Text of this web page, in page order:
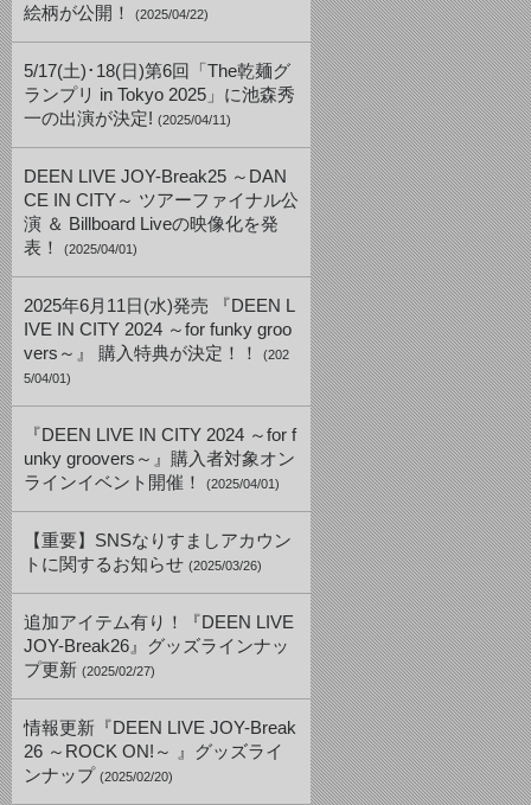
絵柄が公開！
(2025/04/22)
5/17(土)･18(日)第6回「The乾麺グ
ランプリ in Tokyo 2025」に池森秀
一の出演が決定! (2025/04/11)
DEEN LIVE JOY-Break25 ～DAN
CE IN CITY～ ツアーファイナル公
演 ＆ Billboard Liveの映像化を発
表！
(2025/04/01)
2025年6月11日(水)発売 『DEEN L
IVE IN CITY 2024 ～for funky groo
vers～』 購入特典が決定！！
(202
5/04/01)
『DEEN LIVE IN CITY 2024 ～for f
unky groovers～』購入者対象オン
ラインイベント開催！
(2025/04/01)
【重要】SNSなりすましアカウン
トに関するお知らせ (2025/03/26)
追加アイテム有り！『DEEN LIVE
JOY-Break26』グッズラインナッ
プ更新 (2025/02/27)
情報更新『DEEN LIVE JOY-Break
26 ～ROCK ON!～ 』グッズライ
ンナップ (2025/02/20)